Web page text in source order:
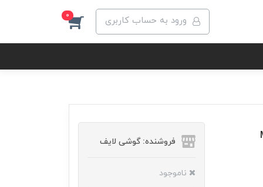
ورود به حساب کاربری 0
فروشنده: گوشی لایف
ناموجود